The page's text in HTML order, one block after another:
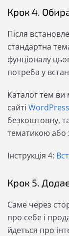
Крок 4.
Після
стандартна
фунціоналу
потреба у
Каталог тем ви
сайті
безкоштовну,
тематикою або
Інструкція 4:
Крок 5.
Саме через
про себе і
йдеться про